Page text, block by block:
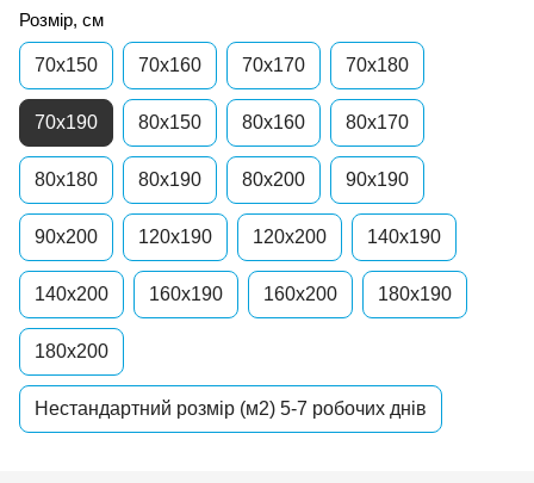
Розмір, см
70x150 70x160 70х170 70x180
70x190 80x150 80х160 80x170
80х180 80x190 80x200 90x190
90x200 120x190 120x200 140x190
140x200 160x190 160x200 180x190
180x200
Нестандартний розмір (м2) 5-7 робочих днів